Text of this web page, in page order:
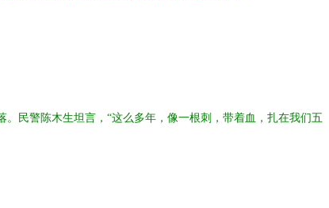
民警陈木生坦言，“这么多年，像一根刺，带着血，扎在我们五